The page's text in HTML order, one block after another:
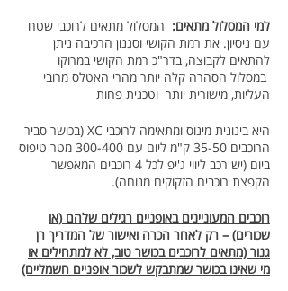
למי המסלול מתאים: המסלול מתאים לרוכבי שטח
עם ניסיון. את רמת הקושי וסגנון הרכיבה ניתן
להתאים לקבוצה, בדר"כ רמת הקושי במרוקו
במסלול הסהרה קלה יותר מהרי האטלס מרובי
העליות, מישורית יותר וטכנית פחות
היא בינונית מינוס ומתאימה לרוכבי XC (בכושר סביר
הרוכבים 35-50 ק"מ ליום עם 300-400 מטר טיפוס
ביום (יש רכב ליווי ג'יפ לכל 4 רוכבים המאפשר
הקפצת רוכבים הזקוקים מנוחה).
רוכבים המעוניינים באופניים רגילים שלהם (או
שכורים) – רק לאחר הכרה ואישור של המדריך רן
גנור (מתאים לרוכבים בכושר טוב, לא למתחילים או
מי שאינו בכושר שמתבקש לשכור אופניים חשמליים)